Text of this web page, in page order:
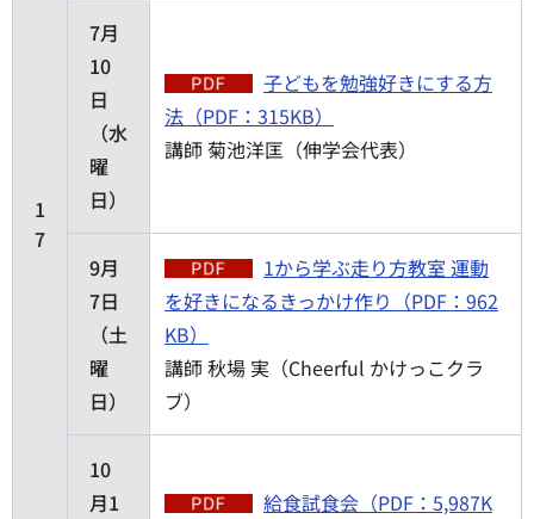
1
7
7月
10
日
（水
曜
日）
子どもを勉強好きにする方
法（PDF：315KB）
講師 菊池洋匡（伸学会代表）
9月
7日
（土
曜
日）
1から学ぶ走り方教室 運動
を好きになるきっかけ作り（PDF：962
KB）
講師 秋場 実（Cheerful かけっこクラ
ブ）
10
月1
給食試食会（PDF：5,987K